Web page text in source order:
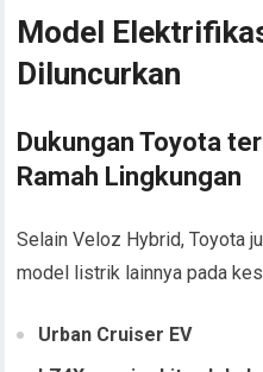
Model
Diluncurkan
Dukungan Toyota
Ramah Lingkungan
Selain Veloz Hybrid, Toyota
model listrik lainnya pada
Urban Cruiser EV